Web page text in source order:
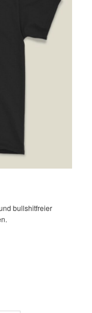
bullshitfreier